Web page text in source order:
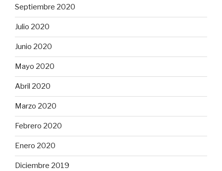
Septiembre 2020
Julio 2020
Junio 2020
Mayo 2020
Abril 2020
Marzo 2020
Febrero 2020
Enero 2020
Diciembre 2019